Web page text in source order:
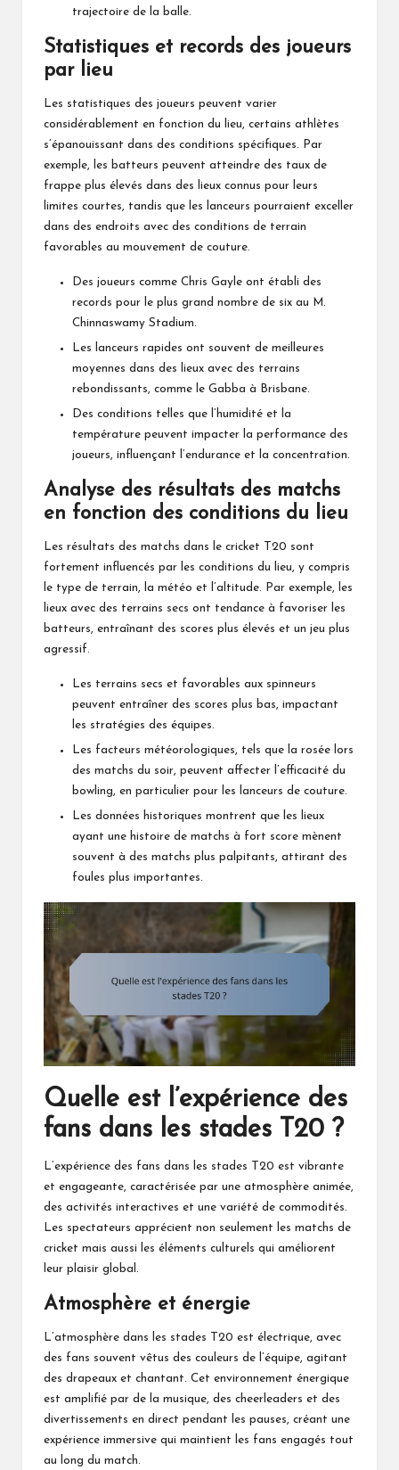
trajectoire de la balle.
Statistiques et records des joueurs
par lieu
Les statistiques des joueurs peuvent varier
considérablement en fonction du lieu, certains athlètes
s’épanouissant dans des conditions spécifiques. Par
exemple, les batteurs peuvent atteindre des taux de
frappe plus élevés dans des lieux connus pour leurs
limites courtes, tandis que les lanceurs pourraient exceller
dans des endroits avec des conditions de terrain
favorables au mouvement de couture.
Des joueurs comme Chris Gayle ont établi des
records pour le plus grand nombre de six au M.
Chinnaswamy Stadium.
Les lanceurs rapides ont souvent de meilleures
moyennes dans des lieux avec des terrains
rebondissants, comme le Gabba à Brisbane.
Des conditions telles que l’humidité et la
température peuvent impacter la performance des
joueurs, influençant l’endurance et la concentration.
Analyse des résultats des matchs
en fonction des conditions du lieu
Les résultats des matchs dans le cricket T20 sont
fortement influencés par les conditions du lieu, y compris
le type de terrain, la météo et l’altitude. Par exemple, les
lieux avec des terrains secs ont tendance à favoriser les
batteurs, entraînant des scores plus élevés et un jeu plus
agressif.
Les terrains secs et favorables aux spinneurs
peuvent entraîner des scores plus bas, impactant
les stratégies des équipes.
Les facteurs météorologiques, tels que la rosée lors
des matchs du soir, peuvent affecter l’efficacité du
bowling, en particulier pour les lanceurs de couture.
Les données historiques montrent que les lieux
ayant une histoire de matchs à fort score mènent
souvent à des matchs plus palpitants, attirant des
foules plus importantes.
Quelle est l’expérience des
fans dans les stades T20 ?
L’expérience des fans dans les stades T20 est vibrante
et engageante, caractérisée par une atmosphère animée,
des activités interactives et une variété de commodités.
Les spectateurs apprécient non seulement les matchs de
cricket mais aussi les éléments culturels qui améliorent
leur plaisir global.
Atmosphère et énergie
L’atmosphère dans les stades T20 est électrique, avec
des fans souvent vêtus des couleurs de l’équipe, agitant
des drapeaux et chantant. Cet environnement énergique
est amplifié par de la musique, des cheerleaders et des
divertissements en direct pendant les pauses, créant une
expérience immersive qui maintient les fans engagés tout
au long du match.